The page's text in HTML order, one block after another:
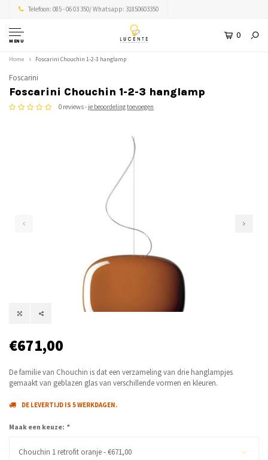
Telefoon: 085 - 06 03 350/ Whatsapp: 31850603350
MENU
0
Home Foscarini Chouchin 1-2-3 hanglamp
Foscarini
Foscarini Chouchin 1-2-3 hanglamp
0 reviews - je beoordeling toevoegen
€671,00
De familie van Chouchin is dat een verzameling van drie hanglampjes
gemaakt van geblazen glas van verschillende vormen en kleuren.
DE LEVERTIJD IS 5 WERKDAGEN.
Maak een keuze: *
Chouchin 1 retrofit oranje - €671,00